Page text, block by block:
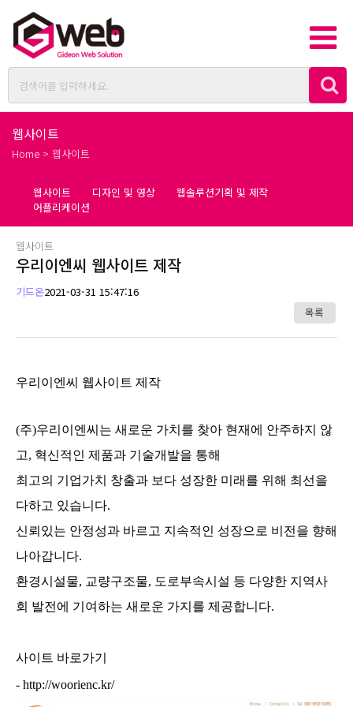
웹사이트
Home > 웹사이트
웹사이트 디자인 및 영상
웹솔루션기획 및 제작
어플리케이션
웹사이트
우리이엔씨 웹사이트 제작
기드온2021-03-31 15:47:16
목록
우리이엔씨 웹사이트 제작
(주)우리이엔씨는 새로운 가치를 찾아 현재에 안주하지 않
고, 혁신적인 제품과 기술개발을 통해
최고의 기업가치 창출과 보다 성장한 미래를 위해 최선을
다하고 있습니다.
신뢰있는 안정성과 바르고 지속적인 성장으로 비전을 향해
나아갑니다.
환경시설물, 교량구조물, 도로부속시설 등 다양한 지역사
회 발전에 기여하는 새로운 가지를 제공합니다.
사이트 바로가기
- http://woorienc.kr/